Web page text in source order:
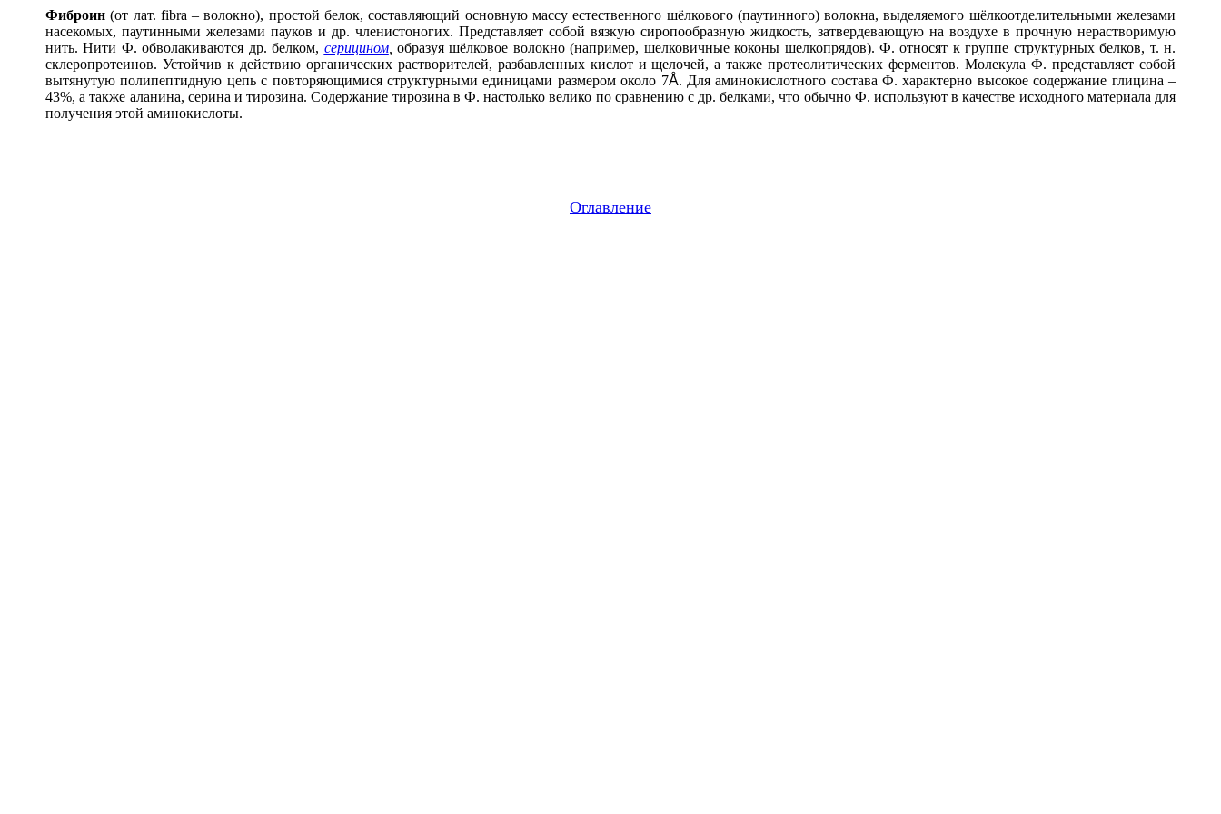
Фиброин (от лат. fibra – волокно), простой белок, составляющий основную массу естественного шёлкового (паутинного) волокна, выделяемого шёлкоотделительными железами
насекомых, паутинными железами пауков и др. членистоногих. Представляет собой вязкую сиропообразную жидкость, затвердевающую на воздухе в прочную нерастворимую
нить. Нити Ф. обволакиваются др. белком, серицином, образуя шёлковое волокно (например, шелковичные коконы шелкопрядов). Ф. относят к группе структурных белков, т. н.
склеропротеинов. Устойчив к действию органических растворителей, разбавленных кислот и щелочей, а также протеолитических ферментов. Молекула Ф. представляет собой
вытянутую полипептидную цепь с повторяющимися структурными единицами размером около 7Å. Для аминокислотного состава Ф. характерно высокое содержание глицина –
43%, а также аланина, серина и тирозина. Содержание тирозина в Ф. настолько велико по сравнению с др. белками, что обычно Ф. используют в качестве исходного материала для
получения этой аминокислоты.
Оглавление